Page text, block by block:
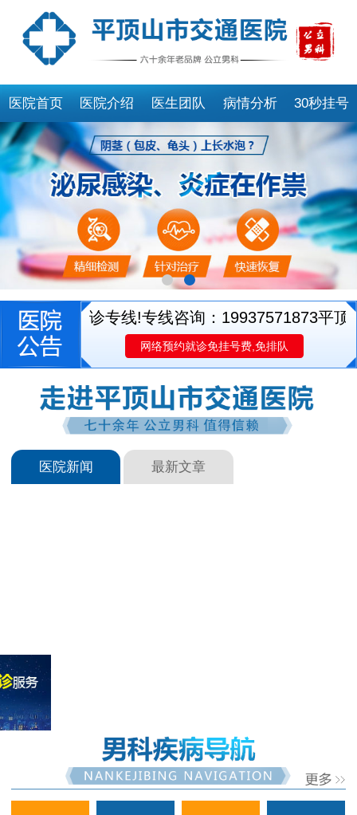
医院首页 医院介绍 医生团队 病情分析 30秒挂号
通医生就诊专线!专线咨询：19937571873平顶山
网络预约就诊免挂号费,免排队
医院新闻 最新文章